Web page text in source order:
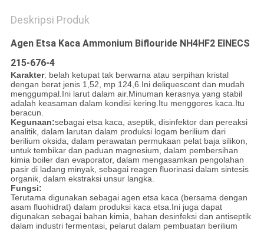
Deskripsi Produk
Agen Etsa Kaca Ammonium Biflouride NH4HF2 EINECS
215-676-4
Karakter: belah ketupat tak berwarna atau serpihan kristal
dengan berat jenis 1,52, mp 124,6.Ini deliquescent dan mudah
menggumpal.Ini larut dalam air.Minuman kerasnya yang stabil
adalah keasaman dalam kondisi kering.Itu menggores kaca.Itu
beracun.
Kegunaan:sebagai etsa kaca, aseptik, disinfektor dan pereaksi
analitik, dalam larutan dalam produksi logam berilium dari
berilium oksida, dalam perawatan permukaan pelat baja silikon,
untuk tembikar dan paduan magnesium, dalam pembersihan
kimia boiler dan evaporator, dalam mengasamkan pengolahan
pasir di ladang minyak, sebagai reagen fluorinasi dalam sintesis
organik, dalam ekstraksi unsur langka.
Fungsi:
Terutama digunakan sebagai agen etsa kaca (bersama dengan
asam fluohidrat) dalam produksi kaca etsa.Ini juga dapat
digunakan sebagai bahan kimia, bahan desinfeksi dan antiseptik
dalam industri fermentasi, pelarut dalam pembuatan berilium